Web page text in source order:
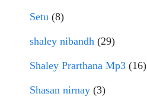
Setu (8)
shaley nibandh (29)
Shaley Prarthana Mp3 (16)
Shasan nirnay (3)